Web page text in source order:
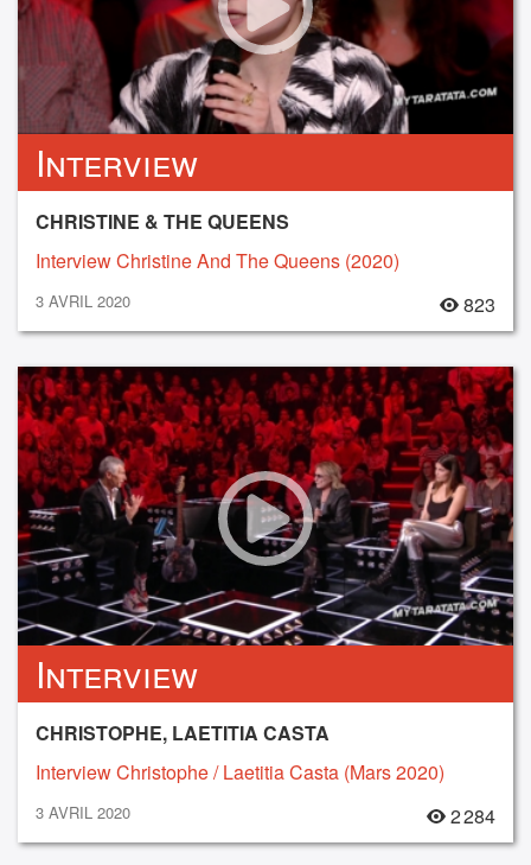
Interview
CHRISTINE & THE QUEENS
Interview Christine And The Queens (2020)
3 AVRIL 2020 823
Interview
CHRISTOPHE, LAETITIA CASTA
Interview Christophe / Laetitia Casta (Mars 2020)
3 AVRIL 2020 2 284